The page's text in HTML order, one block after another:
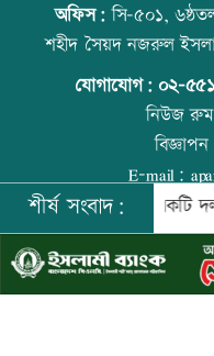
অফিস:সি-৫০১,
শহীদ সৈয়দ নজরুল
যোগাযোগ: ০২-
নিউজ
E-mail:
©২০২৬ |আপন দেশ
শীর্ষ সংবাদ:
বিরুদ্ধে একটি দল